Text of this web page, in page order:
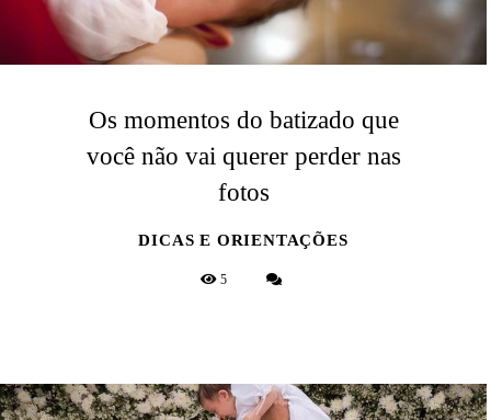
Os momentos do batizado que
você não vai querer perder nas
fotos
DICAS E ORIENTAÇÕES
5